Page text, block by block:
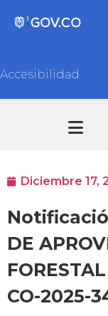
Accesibilidad
Diciembre 17,
DE
CO-2025-